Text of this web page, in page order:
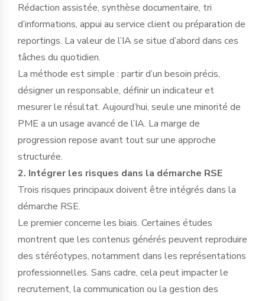
Rédaction assistée, synthèse documentaire, tri
d’informations, appui au service client ou préparation de
reportings. La valeur de l’IA se situe d’abord dans ces
tâches du quotidien.
La méthode est simple : partir d’un besoin précis,
désigner un responsable, définir un indicateur et
mesurer le résultat. Aujourd’hui, seule une minorité de
PME a un usage avancé de l’IA. La marge de
progression repose avant tout sur une approche
structurée.
2. Intégrer les risques dans la démarche RSE
Trois risques principaux doivent être intégrés dans la
démarche RSE.
Le premier concerne les biais. Certaines études
montrent que les contenus générés peuvent reproduire
des stéréotypes, notamment dans les représentations
professionnelles. Sans cadre, cela peut impacter le
recrutement, la communication ou la gestion des